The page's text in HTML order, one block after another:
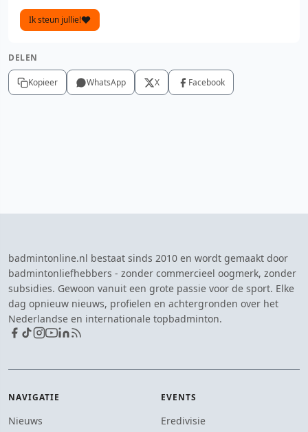
Ik steun jullie!
DELEN
Kopieer WhatsApp X Facebook
badmintonline.nl bestaat sinds 2010 en wordt gemaakt door
badmintonliefhebbers - zonder commercieel oogmerk, zonder
subsidies. Gewoon vanuit een grote passie voor de sport. Elke
dag opnieuw nieuws, profielen en achtergronden over het
Nederlandse en internationale topbadminton.
NAVIGATIE
Nieuws
EVENTS
Eredivisie